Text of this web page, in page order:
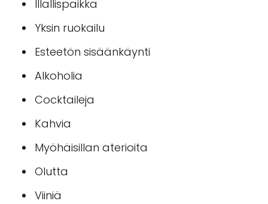
Illallispaikka
Yksin ruokailu
Esteetön sisäänkäynti
Alkoholia
Cocktaileja
Kahvia
Myöhäisillan aterioita
Olutta
Viiniä